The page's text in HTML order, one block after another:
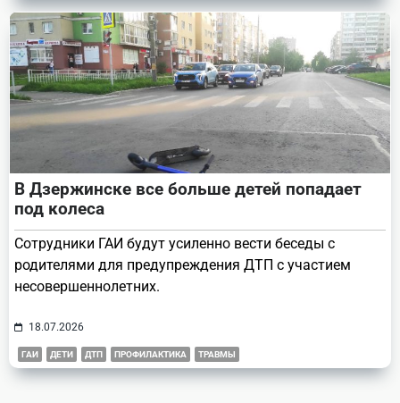
В Дзержинске все больше детей попадает
под колеса
Сотрудники ГАИ будут усиленно вести беседы с
родителями для предупреждения ДТП с участием
несовершеннолетних.
18.07.2026
ГАИ ДЕТИ ДТП ПРОФИЛАКТИКА ТРАВМЫ